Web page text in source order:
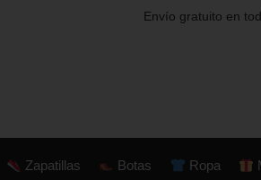
Envío gratuito en
Zapatillas Botas Ropa